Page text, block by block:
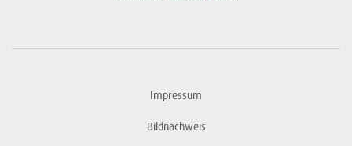
Impressum
Bildnachweis